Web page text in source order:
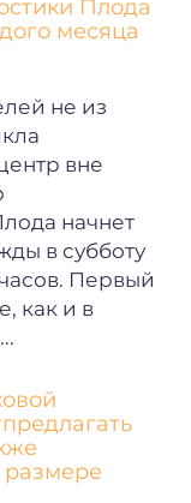
Плода
месяца
не из
вне
начнет
в субботу
Первый
как и в
размере